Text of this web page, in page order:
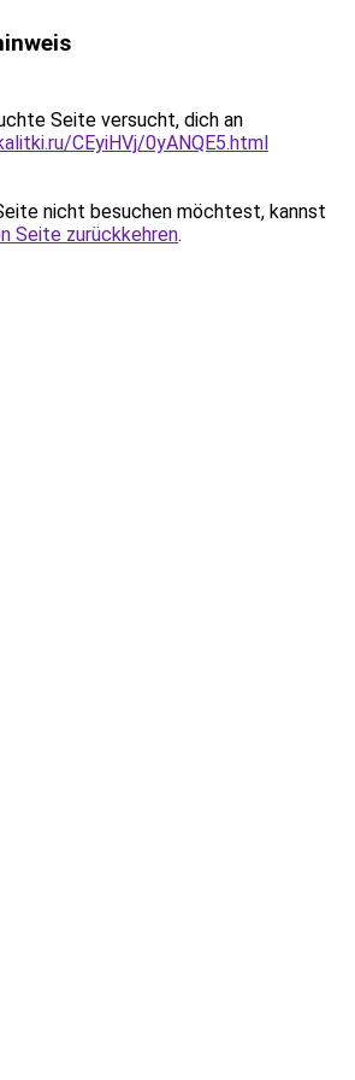
Seite versucht, dich an
CEyiHVj/0yANQE5.html
nicht besuchen möchtest, kannst
Seite zurückkehren.